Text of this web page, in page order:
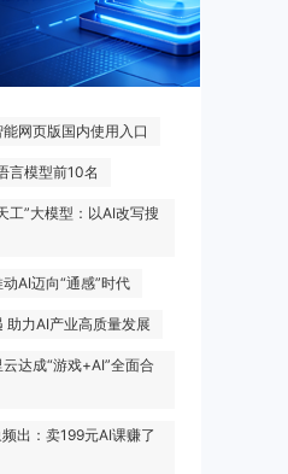
网页版国内使用入口
言模型前10名
工”大模型：以AI改写搜
AI迈向“通感”时代
助力AI产业高质量发展
达成“游戏+AI”全面合
出：卖199元AI课赚了